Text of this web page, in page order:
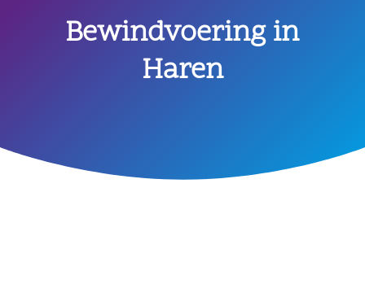
Bewindvoering in
Haren